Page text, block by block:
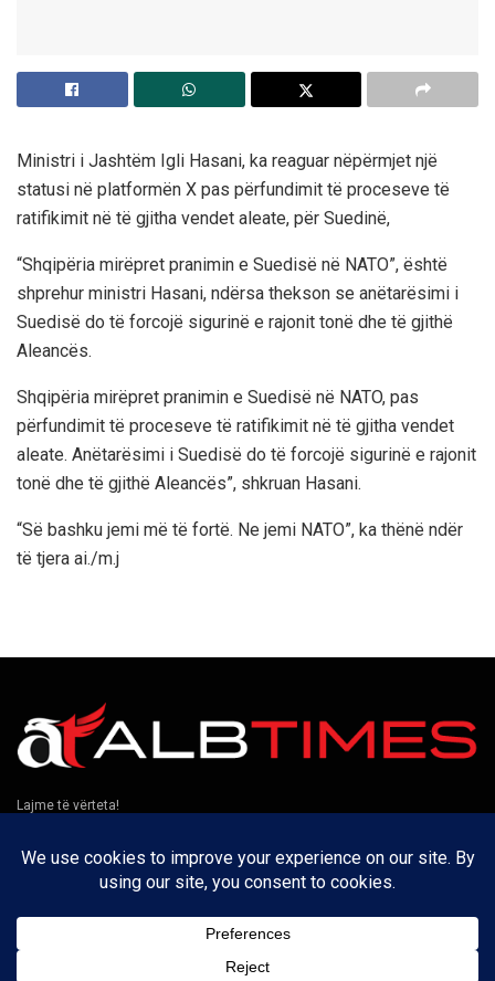
Ministri i Jashtëm Igli Hasani, ka reaguar nëpërmjet një
statusi në platformën X pas përfundimit të proceseve të
ratifikimit në të gjitha vendet aleate, për Suedinë,
“Shqipëria mirëpret pranimin e Suedisë në NATO”, është
shprehur ministri Hasani, ndërsa thekson se anëtarësimi i
Suedisë do të forcojë sigurinë e rajonit tonë dhe të gjithë
Aleancës.
Shqipëria mirëpret pranimin e Suedisë në NATO, pas
përfundimit të proceseve të ratifikimit në të gjitha vendet
aleate. Anëtarësimi i Suedisë do të forcojë sigurinë e rajonit
tonë dhe të gjithë Aleancës”, shkruan Hasani.
“Së bashku jemi më të fortë. Ne jemi NATO”, ka thënë ndër
të tjera ai./m.j
Lajme të vërteta!
Të tjera
Kontakt Puno me ne Privatësia
Na ndiqni